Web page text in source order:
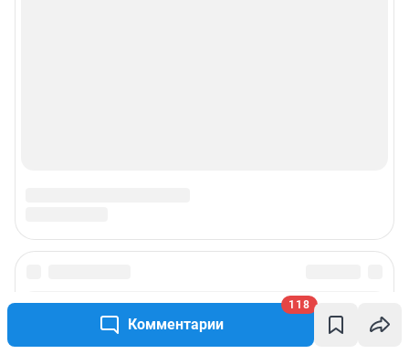
Комментарии
118